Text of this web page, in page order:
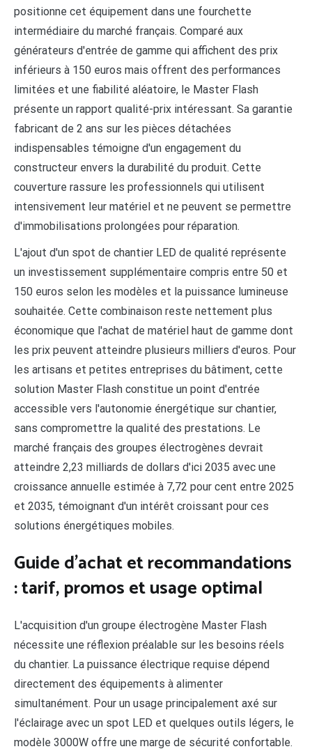
positionne cet équipement dans une fourchette
intermédiaire du marché français. Comparé aux
générateurs d'entrée de gamme qui affichent des prix
inférieurs à 150 euros mais offrent des performances
limitées et une fiabilité aléatoire, le Master Flash
présente un rapport qualité-prix intéressant. Sa garantie
fabricant de 2 ans sur les pièces détachées
indispensables témoigne d'un engagement du
constructeur envers la durabilité du produit. Cette
couverture rassure les professionnels qui utilisent
intensivement leur matériel et ne peuvent se permettre
d'immobilisations prolongées pour réparation.
L'ajout d'un spot de chantier LED de qualité représente
un investissement supplémentaire compris entre 50 et
150 euros selon les modèles et la puissance lumineuse
souhaitée. Cette combinaison reste nettement plus
économique que l'achat de matériel haut de gamme dont
les prix peuvent atteindre plusieurs milliers d'euros. Pour
les artisans et petites entreprises du bâtiment, cette
solution Master Flash constitue un point d'entrée
accessible vers l'autonomie énergétique sur chantier,
sans compromettre la qualité des prestations. Le
marché français des groupes électrogènes devrait
atteindre 2,23 milliards de dollars d'ici 2035 avec une
croissance annuelle estimée à 7,72 pour cent entre 2025
et 2035, témoignant d'un intérêt croissant pour ces
solutions énergétiques mobiles.
Guide d'achat et recommandations
: tarif, promos et usage optimal
L'acquisition d'un groupe électrogène Master Flash
nécessite une réflexion préalable sur les besoins réels
du chantier. La puissance électrique requise dépend
directement des équipements à alimenter
simultanément. Pour un usage principalement axé sur
l'éclairage avec un spot LED et quelques outils légers, le
modèle 3000W offre une marge de sécurité confortable.